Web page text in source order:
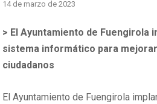
14 de marzo de 2023
> El Ayuntamiento de Fuengirola
sistema informático para
ciudadanos
El Ayuntamiento de Fuengirola